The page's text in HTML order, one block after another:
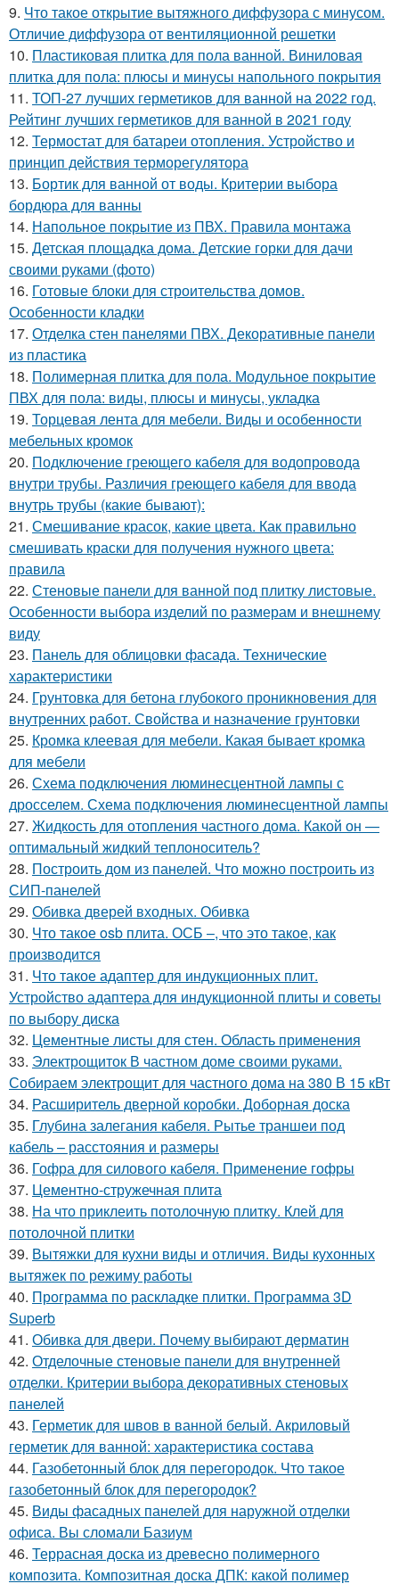
9. Что такое открытие вытяжного диффузора с минусом.
Отличие диффузора от вентиляционной решетки
10. Пластиковая плитка для пола ванной. Виниловая
плитка для пола: плюсы и минусы напольного покрытия
11. ТОП-27 лучших герметиков для ванной на 2022 год.
Рейтинг лучших герметиков для ванной в 2021 году
12. Термостат для батареи отопления. Устройство и
принцип действия терморегулятора
13. Бортик для ванной от воды. Критерии выбора
бордюра для ванны
14. Напольное покрытие из ПВХ. Правила монтажа
15. Детская площадка дома. Детские горки для дачи
своими руками (фото)
16. Готовые блоки для строительства домов.
Особенности кладки
17. Отделка стен панелями ПВХ. Декоративные панели
из пластика
18. Полимерная плитка для пола. Модульное покрытие
ПВХ для пола: виды, плюсы и минусы, укладка
19. Торцевая лента для мебели. Виды и особенности
мебельных кромок
20. Подключение греющего кабеля для водопровода
внутри трубы. Различия греющего кабеля для ввода
внутрь трубы (какие бывают):
21. Смешивание красок, какие цвета. Как правильно
смешивать краски для получения нужного цвета:
правила
22. Стеновые панели для ванной под плитку листовые.
Особенности выбора изделий по размерам и внешнему
виду
23. Панель для облицовки фасада. Технические
характеристики
24. Грунтовка для бетона глубокого проникновения для
внутренних работ. Свойства и назначение грунтовки
25. Кромка клеевая для мебели. Какая бывает кромка
для мебели
26. Схема подключения люминесцентной лампы с
дросселем. Схема подключения люминесцентной лампы
27. Жидкость для отопления частного дома. Какой он —
оптимальный жидкий теплоноситель?
28. Построить дом из панелей. Что можно построить из
СИП-панелей
29. Обивка дверей входных. Обивка
30. Что такое osb плита. ОСБ –, что это такое, как
производится
31. Что такое адаптер для индукционных плит.
Устройство адаптера для индукционной плиты и советы
по выбору диска
32. Цементные листы для стен. Область применения
33. Электрощиток В частном доме своими руками.
Собираем электрощит для частного дома на 380 В 15 кВт
34. Расширитель дверной коробки. Доборная доска
35. Глубина залегания кабеля. Рытье траншеи под
кабель – расстояния и размеры
36. Гофра для силового кабеля. Применение гофры
37. Цементно-стружечная плита
38. На что приклеить потолочную плитку. Клей для
потолочной плитки
39. Вытяжки для кухни виды и отличия. Виды кухонных
вытяжек по режиму работы
40. Программа по раскладке плитки. Программа 3D
Superb
41. Обивка для двери. Почему выбирают дерматин
42. Отделочные стеновые панели для внутренней
отделки. Критерии выбора декоративных стеновых
панелей
43. Герметик для швов в ванной белый. Акриловый
герметик для ванной: характеристика состава
44. Газобетонный блок для перегородок. Что такое
газобетонный блок для перегородок?
45. Виды фасадных панелей для наружной отделки
офиса. Вы сломали Базиум
46. Террасная доска из древесно полимерного
композита. Композитная доска ДПК: какой полимер